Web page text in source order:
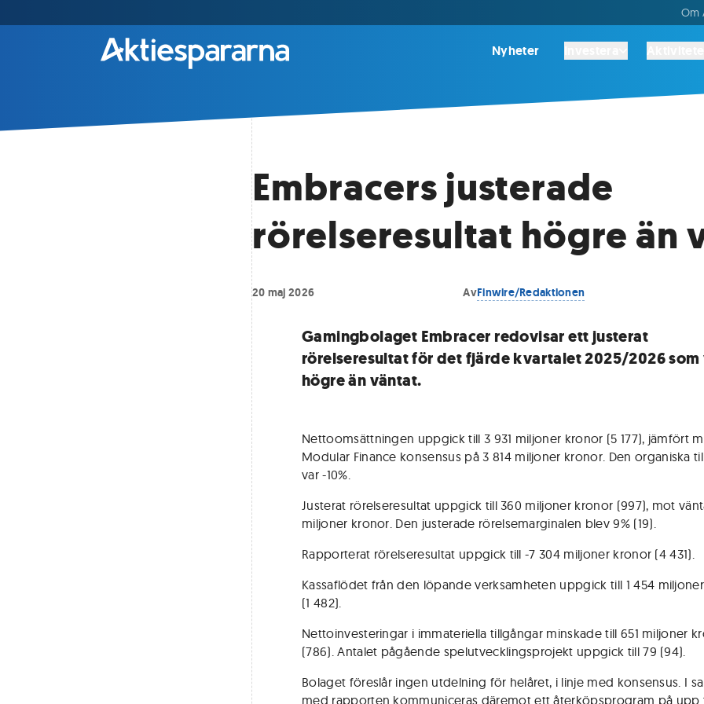
Om
Nyheter
Embracers justerade
rörelseresultat högre än
20 maj 2026 AvFinwire/Redaktionen
Gamingbolaget Embracer redovisar ett justerat
rörelseresultat för det fjärde kvartalet 2025/2026 som
högre än väntat.
Nettoomsättningen uppgick till 3 931 miljoner kronor (5 177), jämfört
Modular Finance konsensus på 3 814 miljoner kronor. Den organiska
var -10%.
Justerat rörelseresultat uppgick till 360 miljoner kronor (997), mot
miljoner kronor. Den justerade rörelsemarginalen blev 9% (19).
Rapporterat rörelseresultat uppgick till -7 304 miljoner kronor (4 431).
Kassaflödet från den löpande verksamheten uppgick till 1 454
(1 482).
Nettoinvesteringar i immateriella tillgångar minskade till 651 miljoner
(786). Antalet pågående spelutvecklingsprojekt uppgick till 79 (94).
Bolaget föreslår ingen utdelning för helåret, i linje med konsensus. I
med rapporten kommuniceras däremot ett återköpsprogram på upp